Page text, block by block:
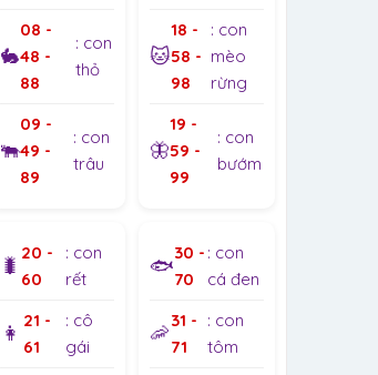
🐇
08 -
48 -
88
: con
thỏ
🐃
09 -
49 -
89
: con
trâu
🐱
18 -
58 -
98
: con
mèo
rừng
🦋
19 -
59 -
99
: con
bướm
🐛
20 -
60
: con
rết
👩
21 -
61
: cô
gái
🐟
30 -
70
: con
cá đen
🦐
31 -
71
: con
tôm